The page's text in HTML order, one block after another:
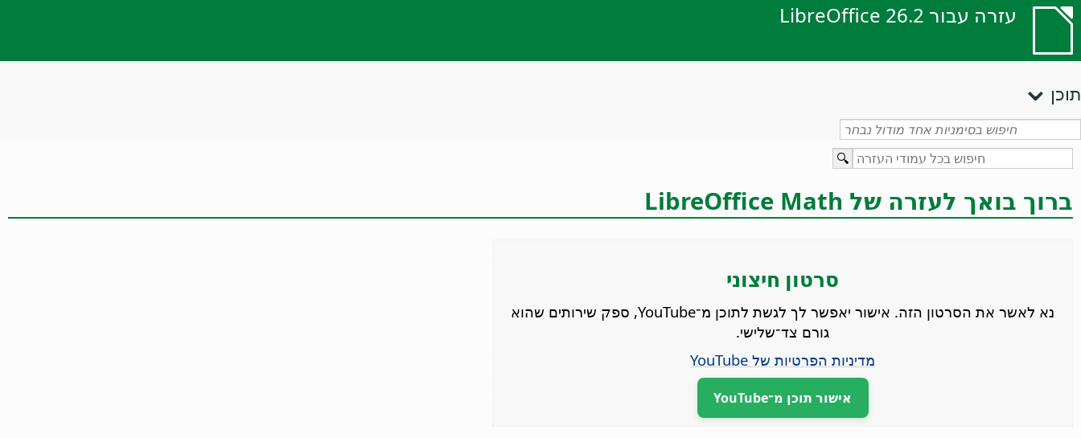
עזרה עבור LibreOffice 26.2
תוכן
ברוך בואך לעזרה של LibreOffice Math
סרטון חיצוני
נא לאשר את הסרטון הזה. אישור יאפשר לך לגשת לתוכן מ־YouTube, ספק שירותים שהוא
גורם צד־שלישי.
מדיניות הפרטיות של YouTube
אישור תוכן מ־YouTube